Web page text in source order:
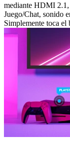
mediante HDMI
Juego/Chat, sonido
Simplemente toca